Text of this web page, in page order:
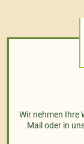
Wir nehmen Ihre
Mail oder in